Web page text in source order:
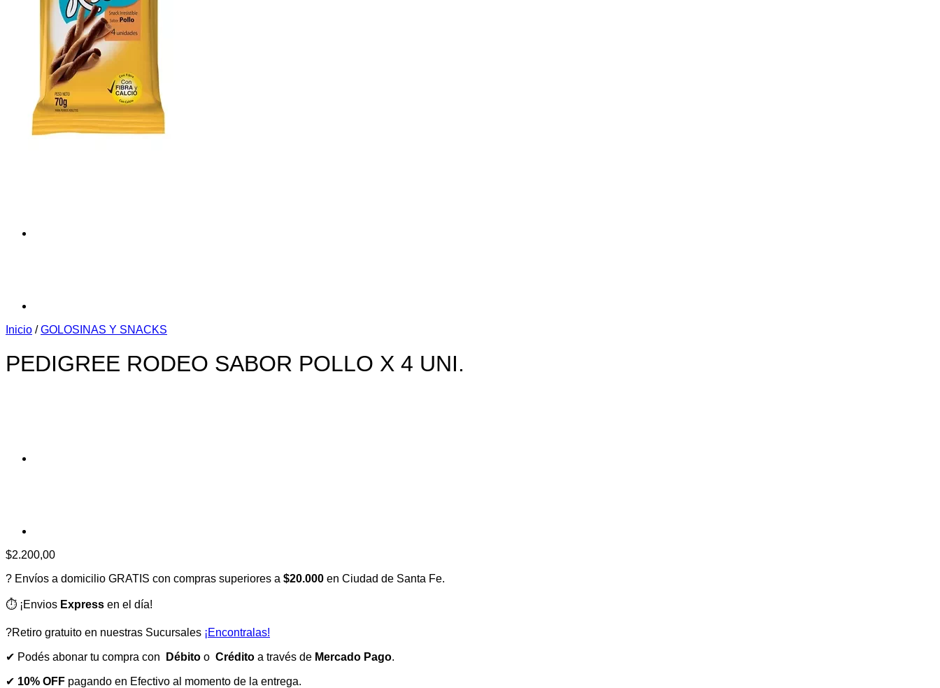
Inicio / GOLOSINAS Y SNACKS
PEDIGREE RODEO SABOR POLLO X 4 UNI.
$2.200,00
? Envíos a domicilio GRATIS con compras superiores a $20.000 en Ciudad de Santa Fe.
⏱️ ¡Envios Express en el día!
?Retiro gratuito en nuestras Sucursales ¡Encontralas!
✔ Podés abonar tu compra con Débito o Crédito a través de Mercado Pago.
✔ 10% OFF pagando en Efectivo al momento de la entrega.